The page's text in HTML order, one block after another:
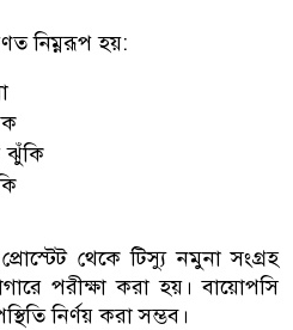
নিম্নরূপ হয়:
ঝুঁকি
থেকে টিস্যু নমুনা সংগ্রহ
পরীক্ষা করা হয়। বায়োপসি
নির্ণয় করা সম্ভব।